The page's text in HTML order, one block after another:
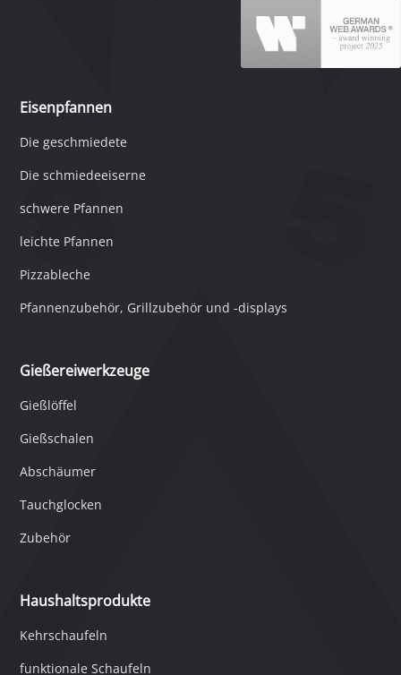
Eisenpfannen
Die geschmiedete
Die schmiedeeiserne
schwere Pfannen
leichte Pfannen
Pizzableche
Pfannenzubehör, Grillzubehör und -displays
Gießereiwerkzeuge
Gießlöffel
Gießschalen
Abschäumer
Tauchglocken
Zubehör
Haushaltsprodukte
Kehrschaufeln
funktionale Schaufeln